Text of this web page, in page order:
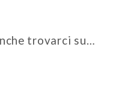
trovarci su…